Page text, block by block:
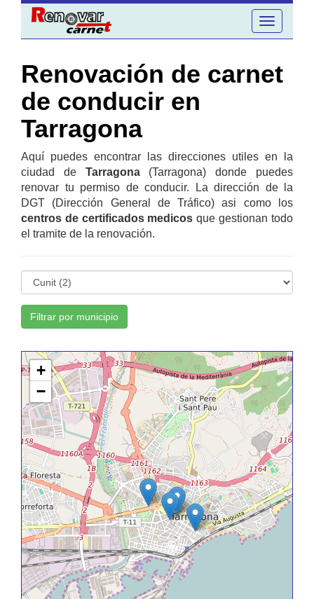
Toggle
navigation
Renovación de carnet
de conducir en
Tarragona
Aquí puedes encontrar las direcciones utiles en la
ciudad de Tarragona(Tarragona) donde puedes
renovar tu permiso de conducir. La dirección de la
DGT (Dirección General de Tráfico) asi como los
centros de certificados medicos que gestionan todo
el tramite de la renovación.
Filtrar por municipio
+
−